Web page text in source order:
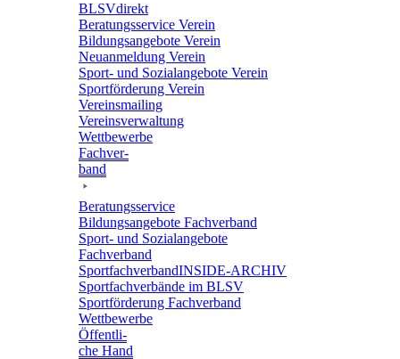
BLSVdi­rekt
Bera­tungs­ser­vice Verein
Bildungs­an­ge­bote Verein
Neuan­mel­dung Verein
Sport- und Sozi­al­an­ge­bote Verein
Sport­för­de­rung Verein
Vereins­mai­ling
Vereins­ver­wal­tung
Wett­be­werbe
Fach­ver­
band
Bera­tungs­ser­vice
Bildungs­an­ge­bote Fachverband
Sport- und Sozi­al­an­ge­bote
Fachverband
Sport­fach­ver­ban­d­IN­SIDE-ARCHIV
Sport­fach­ver­bände im BLSV
Sport­för­de­rung Fachverband
Wett­be­werbe
Öffent­li­
che Hand